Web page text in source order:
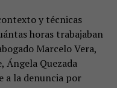
y técnicas
horas trabajaban
Marcelo Vera,
Ángela Quezada
a la denuncia por